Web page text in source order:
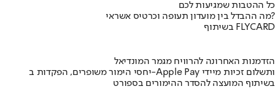
כל ההטבות שמגיעות לכם
מה ההבדל בין מועדון תעופה וכרטיס אשראי?
בשיתוף FLYCARD
הזדמנות האחרונה להרוויח מגמר המונדיאל
יחסי הימור משופרים, הפקדות ב-Apple Pay ותשלום זכיות מיידי
בשיתוף המועצה להסדר ההימורים בספורט